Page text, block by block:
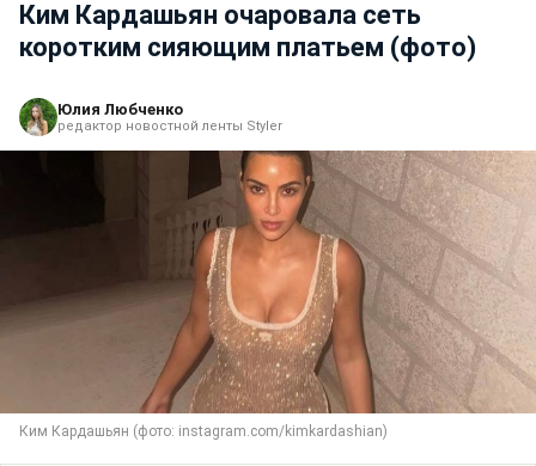
Ким Кардашьян очаровала сеть
коротким сияющим платьем (фото)
Юлия Любченко
редактор новостной ленты Styler
Ким Кардашьян (фото: instagram.com/kimkardashian)